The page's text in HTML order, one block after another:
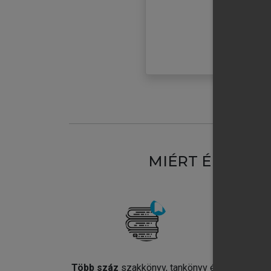
MIÉRT
Több száz szakkönyv, tankönyv és